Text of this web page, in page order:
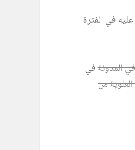
في الفترة
المدونةفي
من